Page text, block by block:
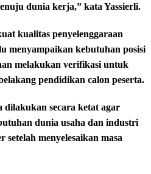
dunia kerja,” kata Yassierli.
kualitas penyelenggaraan
menyampaikan kebutuhan posisi
melakukan verifikasi untuk
pendidikan calon peserta.
dilakukan secara ketat agar
dunia usaha dan industri
menyelesaikan masa